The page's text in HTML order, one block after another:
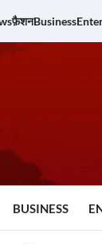
फ़ैशनBusiness
BUSINESS